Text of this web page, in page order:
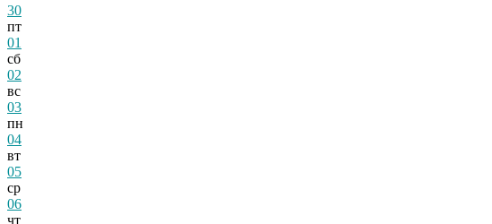
30
пт
01
сб
02
вс
03
пн
04
вт
05
ср
06
чт